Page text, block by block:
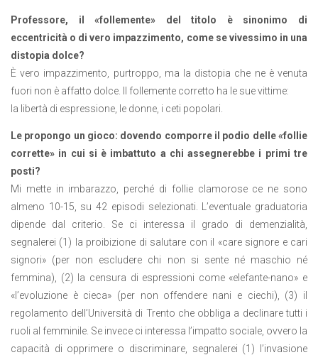
Professore, il «follemente» del titolo è sinonimo di
eccentricità o di vero impazzimento, come se vivessimo in una
distopia dolce?
È vero impazzimento, purtroppo, ma la distopia che ne è venuta
fuori non è affatto dolce. Il follemente corretto ha le sue vittime:
la libertà di espressione, le donne, i ceti popolari.
Le propongo un gioco: dovendo comporre il podio delle «follie
corrette» in cui si è imbattuto a chi assegnerebbe i primi tre
posti?
Mi mette in imbarazzo, perché di follie clamorose ce ne sono
almeno 10-15, su 42 episodi selezionati. L’eventuale graduatoria
dipende dal criterio. Se ci interessa il grado di demenzialità,
segnalerei (1) la proibizione di salutare con il «care signore e cari
signori» (per non escludere chi non si sente né maschio né
femmina), (2) la censura di espressioni come «elefante-nano» e
«l’evoluzione è cieca» (per non offendere nani e ciechi), (3) il
regolamento dell’Università di Trento che obbliga a declinare tutti i
ruoli al femminile. Se invece ci interessa l’impatto sociale, ovvero la
capacità di opprimere o discriminare, segnalerei (1) l’invasione